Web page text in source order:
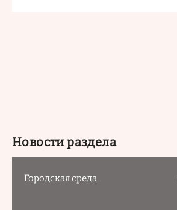
Новости раздела
Городская среда